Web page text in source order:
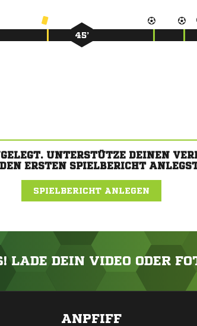
45’
UNTERSTÜTZE DEINEN
ERSTEN SPIELBERICHT
SPIELBERICHT ANLEGEN
LADE DEIN VIDEO ODER
ANPFIFF